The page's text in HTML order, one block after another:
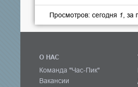
Просмотров: сегодня 1 ,
О НАС
Команда "Час-Пик"
Вакансии